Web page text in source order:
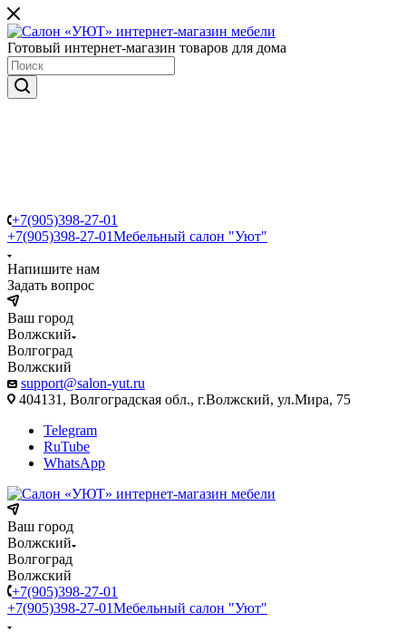
Готовый интернет-магазин товаров для дома
+7(905)398-27-01
+7(905)398-27-01Мебельный салон "Уют"
Напишите нам
Задать вопрос
Ваш город
Волжский
Волгоград
Волжский
support@salon-yut.ru
404131, Волгоградская обл., г.Волжский, ул.Мира, 75
Telegram
RuTube
WhatsApp
Ваш город
Волжский
Волгоград
Волжский
+7(905)398-27-01
+7(905)398-27-01Мебельный салон "Уют"